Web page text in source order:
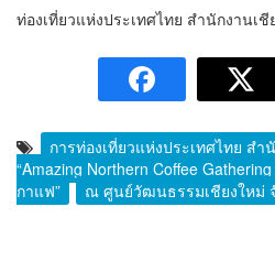
ท่องเที่ยวแห่งประเทศไทย สำนักงานเ
การท่องเที่ยวแห่งประเทศไทย สำ
“Amazing Northern Coffee
กาแฟ”
ณ ศูนย์วัฒนธรรมเชียงใหม่